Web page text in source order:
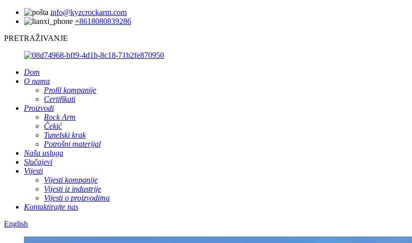
info@kyzcrockarm.com
+8618080839286
PRETRAŽIVANJE
Dom
O nama
Profil kompanije
Certifikati
Proizvodi
Rock Arm
Čekić
Tunelski krak
Potrošni materijal
Naša usluga
Slučajevi
Vijesti
Vijesti kompanije
Vijesti iz industrije
Vijesti o proizvodima
Kontaktirajte nas
English